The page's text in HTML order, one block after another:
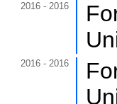
2016 - 2016
2016 - 2016